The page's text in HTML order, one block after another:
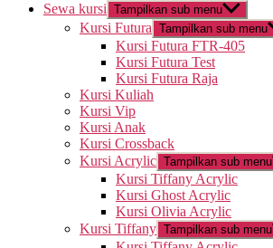
Sewa kursi Tampilkan sub menu
Kursi Futura Tampilkan sub menu
Kursi Futura FTR-405
Kursi Futura Test
Kursi Futura Raja
Kursi Kuliah
Kursi Vip
Kursi Anak
Kursi Crossback
Kursi Acrylic Tampilkan sub menu
Kursi Tiffany Acrylic
Kursi Ghost Acrylic
Kursi Olivia Acrylic
Kursi Tiffany Tampilkan sub menu